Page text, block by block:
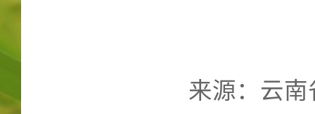
来源：云